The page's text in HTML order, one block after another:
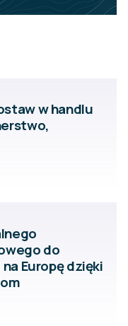
w handlu
do
Europę dzięki